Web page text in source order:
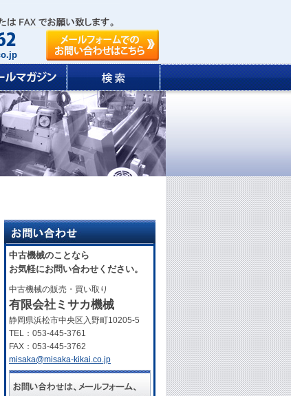
中古機械のことなら
お気軽にお問い合わせください。
中古機械の販売・買い取り
有限会社ミサカ機械
静岡県浜松市中央区入野町10205-5
TEL：053-445-3761
FAX：053-445-3762
misaka@misaka-kikai.co.jp